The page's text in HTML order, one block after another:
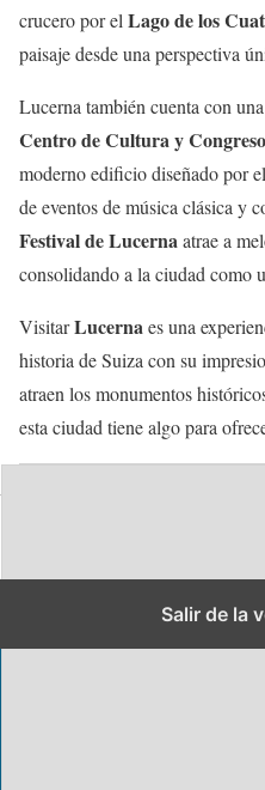
crucero por el Lago de los
paisaje desde una perspectiva
Lucerna también cuenta con
Centro de Cultura y
moderno edificio diseñado por
de eventos de música clásica y
Festival de Lucerna atrae a
consolidando a la ciudad como
VisitarLucerna es una
historia de Suiza con su
atraen los monumentos
esta ciudad tiene algo para
Salir de la